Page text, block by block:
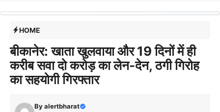
HOME
बीकानेर: खाता खुलवाया और 19 दिनों में ही
करीब सवा दो करोड़ का लेन-देन, ठगी गिरोह
का सहयोगी गिरफ्तार
Byalertbharat